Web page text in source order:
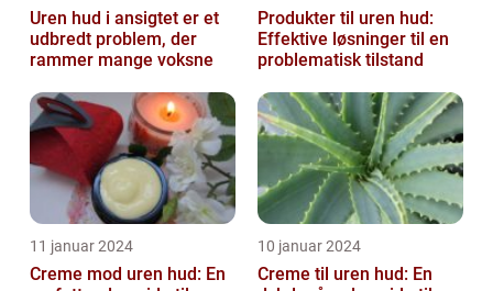
Uren hud i ansigtet er et
udbredt problem, der
rammer mange voksne
Produkter til uren hud:
Effektive løsninger til en
problematisk tilstand
11 januar 2024
Creme mod uren hud: En
10 januar 2024
Creme til uren hud: En